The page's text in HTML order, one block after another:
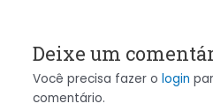
Deixe um
Você precisa fazer o login
comentário.